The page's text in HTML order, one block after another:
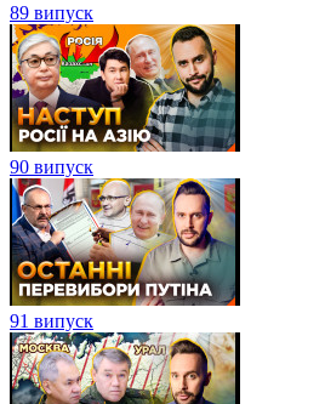
89 випуск
90 випуск
91 випуск